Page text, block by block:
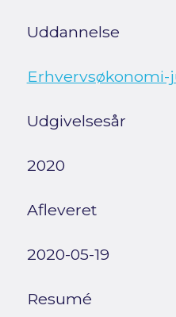
Uddannelse
Erhvervsøkonomi-
Udgivelsesår
2020
Afleveret
2020-05-19
Resumé